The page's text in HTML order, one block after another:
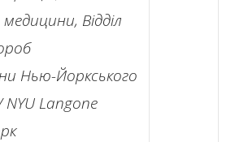
Відділ
Нью-Йоркського
Langone